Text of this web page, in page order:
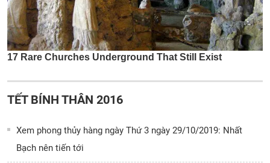
TẾT BÍNH THÂN 2016
Xem phong thủy hàng ngày Thứ 3 ngày 29/10/2019: Nhất
Bạch nên tiến tới